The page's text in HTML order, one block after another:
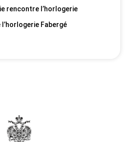
rencontre l’horlogerie
l’horlogerie Fabergé